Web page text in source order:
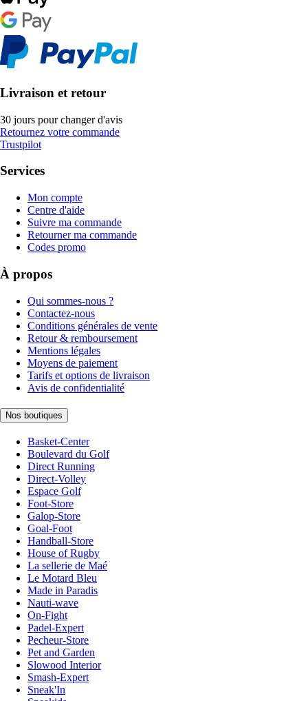
Livraison et retour
30 jours pour changer d'avis
Retournez votre commande
Trustpilot
Services
Mon compte
Centre d'aide
Suivre ma commande
Retourner ma commande
Codes promo
À propos
Qui sommes-nous ?
Contactez-nous
Conditions générales de vente
Retour & remboursement
Mentions légales
Moyens de paiement
Tarifs et options de livraison
Avis de confidentialité
Nos boutiques
Basket-Center
Boulevard du Golf
Direct Running
Direct-Volley
Espace Golf
Foot-Store
Galop-Store
Goal-Foot
Handball-Store
House of Rugby
La sellerie de Maé
Le Motard Bleu
Made in Paradis
Nauti-wave
On-Fight
Padel-Expert
Pecheur-Store
Pet and Garden
Slowood Interior
Smash-Expert
Sneak'In